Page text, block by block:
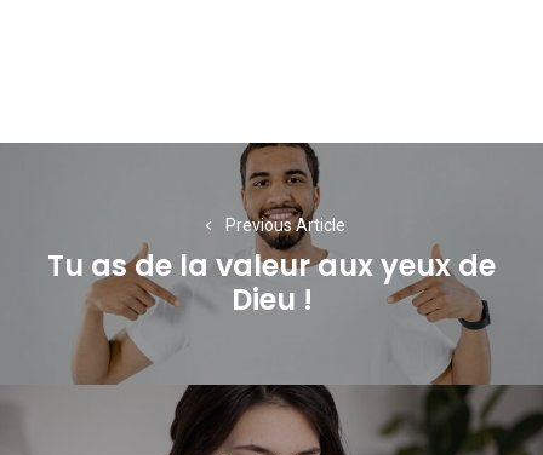
l’article
Previous Article
Previous
post:
Tu as de la valeur aux yeux de
Dieu !